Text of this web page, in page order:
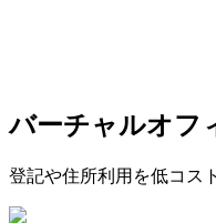
バーチャルオフ
登記や住所利用を低コス